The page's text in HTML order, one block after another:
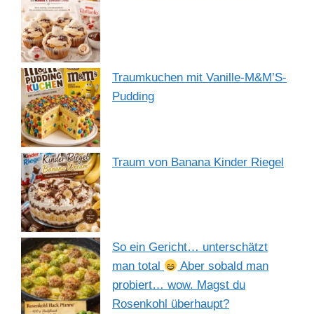
Traumkuchen mit Vanille-M&M’S-
Pudding
Traum von Banana Kinder Riegel
So ein Gericht… unterschätzt
man total
Aber sobald man
probiert… wow. Magst du
Rosenkohl überhaupt?